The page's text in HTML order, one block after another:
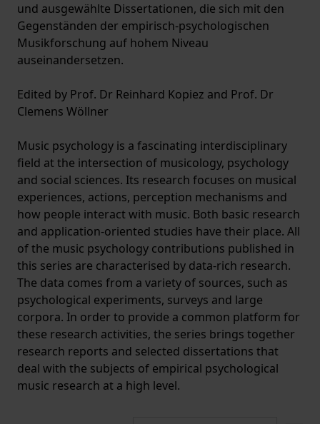
und ausgewählte Dissertationen, die sich mit den
Gegenständen der empirisch-psychologischen
Musikforschung auf hohem Niveau
auseinandersetzen.
Edited by Prof. Dr Reinhard Kopiez and Prof. Dr
Clemens Wöllner
Music psychology is a fascinating interdisciplinary
field at the intersection of musicology, psychology
and social sciences. Its research focuses on musical
experiences, actions, perception mechanisms and
how people interact with music. Both basic research
and application-oriented studies have their place. All
of the music psychology contributions published in
this series are characterised by data-rich research.
The data comes from a variety of sources, such as
psychological experiments, surveys and large
corpora. In order to provide a common platform for
these research activities, the series brings together
research reports and selected dissertations that
deal with the subjects of empirical psychological
music research at a high level.